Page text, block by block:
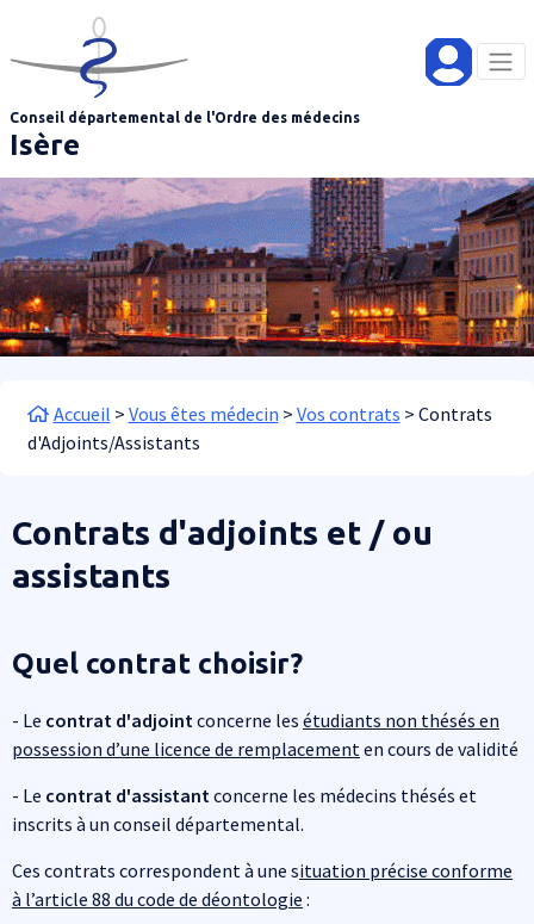
Aller au contenu principal
Conseil départemental de l'Ordre des médecins
Isère
Fil d'Ariane
Accueil Vous êtes médecin Vos contrats
Contrats
d'Adjoints/Assistants
Contrats d'adjoints et / ou
assistants
Quel contrat choisir?
- Le contrat d'adjointconcerne les étudiants non thésés en
possession d’une licence de remplacementen cours de validité
- Le contrat d'assistantconcerne les médecins thésés et
inscrits à un conseil départemental.
Ces contrats correspondent à une situation précise conforme
à l’article 88 du code de déontologie :
Panneau de gestion des cookies